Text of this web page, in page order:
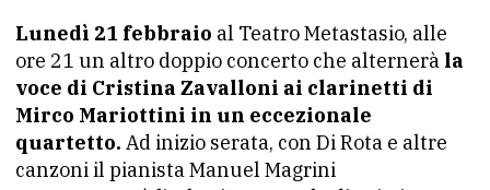
Lunedì 21 febbraio al Teatro Metastasio, alle
ore 21 un altro doppio concerto che alternerà la
voce di Cristina Zavalloni ai clarinetti di
Mirco Mariottini in un eccezionale
quartetto. Ad inizio serata, con Di Rota e altre
canzoni il pianista Manuel Magrini